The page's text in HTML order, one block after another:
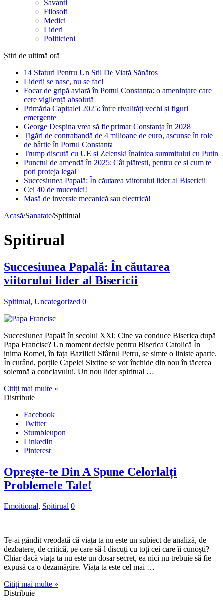
Savanti
Filosofi
Medici
Lideri
Politicieni
Știri de ultimă oră
14 Sfaturi Pentru Un Stil De Viață Sănătos
Liderii se nasc, nu se fac!
Focar de gripă aviară în Portul Constanța: o amenințare care
cere vigilență absolută
Primăria Capitalei 2025: între rivalități vechi și figuri
emergente
George Despina vrea să fie primar Constanța în 2028
Țigări de contrabandă de 4 milioane de euro, ascunse în role
de hârtie în Portul Constanța
Trump discută cu UE și Zelenski înaintea summitului cu Putin
Punctul de amendă în 2025: Cât plătești, pentru ce și cum te
poți proteja legal
Succesiunea Papală: În căutarea viitorului lider al Bisericii
Cei 40 de mucenici!
Masă de inversie mecanică sau electrică!
Acasă/Sanatate/Spitirual
Spitirual
Succesiunea Papală: În căutarea
viitorului lider al Bisericii
Spitirual, Uncategorized 0
Succesiunea Papală în secolul XXI: Cine va conduce Biserica după
Papa Francisc? Un moment decisiv pentru Biserica Catolică În
inima Romei, în fața Bazilicii Sfântul Petru, se simte o liniște aparte.
În curând, porțile Capelei Sixtine se vor închide din nou în tăcerea
solemnă a conclavului. Un nou lider spiritual …
Citiți mai multe »
Distribuie
Facebook
Twitter
Stumbleupon
LinkedIn
Pinterest
Oprește-te Din A Spune Celorlalți
Problemele Tale!
Emoitional, Spitirual 0
Te-ai gândit vreodată că viața ta nu este un subiect de analiză, de
dezbatere, de critică, pe care să-l discuți cu toți cei care îi cunoști?
Chiar dacă viața ta nu este un dosar secret, ea nici nu trebuie să fie
expusă ca o dezamăgire. Viața ta este cel mai …
Citiți mai multe »
Distribuie